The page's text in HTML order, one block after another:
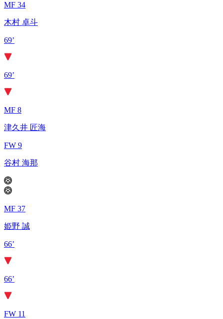
MF 34
木村 卓斗
69’
69’
MF 8
津久井 匠海
FW 9
谷村 海那
MF 37
姫野 誠
66’
66’
FW 11